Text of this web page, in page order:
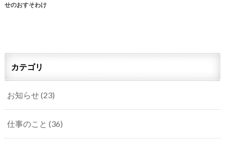
せのおすそわけ
カテゴリ
お知らせ(23)
仕事のこと (36)